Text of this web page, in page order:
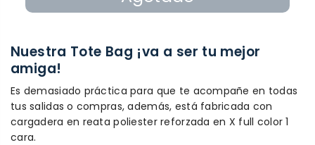
Nuestra Tote Bag ¡va a ser tu mejor
amiga!
Es demasiado práctica para que te acompañe en todas
tus salidas o compras, además, está fabricada con
cargadera en reata poliester reforzada en X full color 1
cara.